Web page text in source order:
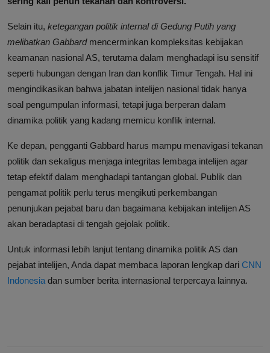
Selain itu, ketegangan politik internal di Gedung Putih yang
melibatkan Gabbardmencerminkan kompleksitas kebijakan
keamanan nasional AS, terutama dalam menghadapi isu sensitif
seperti hubungan dengan Iran dan konflik Timur Tengah. Hal ini
mengindikasikan bahwa jabatan intelijen nasional tidak hanya
soal pengumpulan informasi, tetapi juga berperan dalam
dinamika politik yang kadang memicu konflik internal.
Ke depan, pengganti Gabbard harus mampu menavigasi tekanan
politik dan sekaligus menjaga integritas lembaga intelijen agar
tetap efektif dalam menghadapi tantangan global. Publik dan
pengamat politik perlu terus mengikuti perkembangan
penunjukan pejabat baru dan bagaimana kebijakan intelijen AS
akan beradaptasi di tengah gejolak politik.
Untuk informasi lebih lanjut tentang dinamika politik AS dan
pejabat intelijen, Anda dapat membaca laporan lengkap dari CNN
Indonesia dan sumber berita internasional terpercaya lainnya.